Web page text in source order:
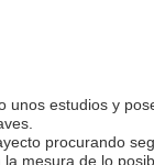
estudios y
procurando
mesura de lo